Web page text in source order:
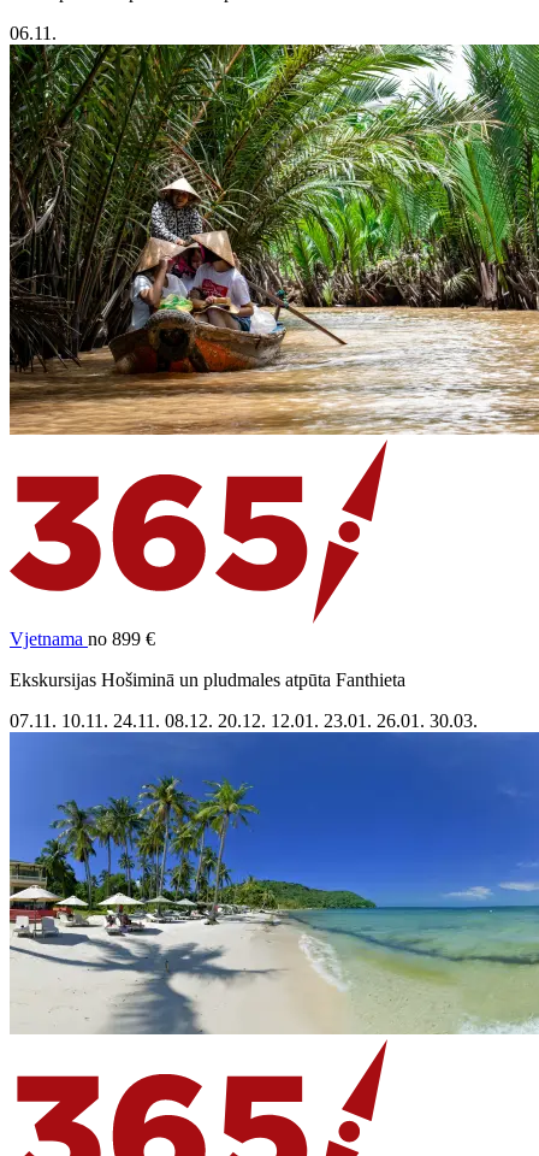
06.11.
Vjetnama no 899 €
Ekskursijas Hošiminā un pludmales atpūta Fanthieta
07.11. 10.11. 24.11. 08.12. 20.12. 12.01. 23.01. 26.01. 30.03.